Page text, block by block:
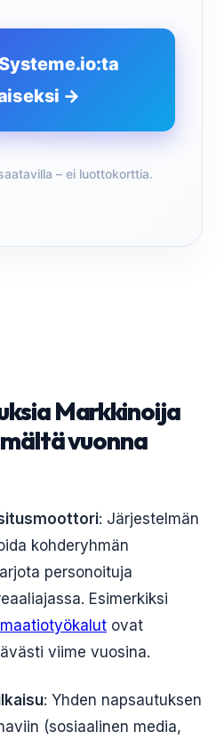
→
– ei luottokorttia.
Markkinoija
vuonna
: Järjestelmän
kohderyhmän
personoituja
Esimerkiksi
ovat
viime vuosina.
: Yhden napsautuksen
(sosiaalinen media,